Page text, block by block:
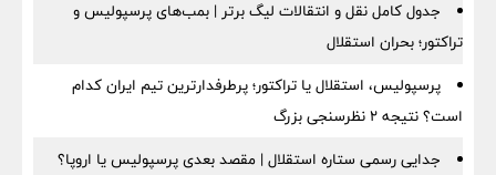
جدول کامل نقل و انتقالات لیگ برتر | بمب‌های پرسپولیس و
تراکتور؛ بحران استقلال
پرسپولیس، استقلال یا تراکتور؛ پرطرفدارترین تیم ایران کدام
است؟ نتیجه ۲ نظرسنجی بزرگ
جدایی رسمی ستاره استقلال | مقصد بعدی پرسپولیس یا اروپا؟